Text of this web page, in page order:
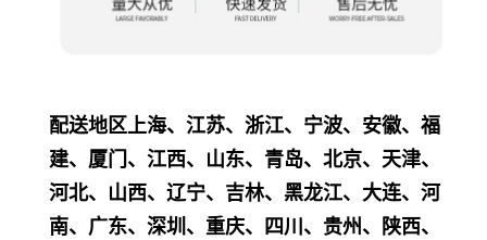
配送地区上海、江苏、浙江、宁波、安徽、福
建、厦门、江西、山东、青岛、北京、天津、
河北、山西、辽宁、吉林、黑龙江、大连、河
南、广东、深圳、重庆、四川、贵州、陕西、